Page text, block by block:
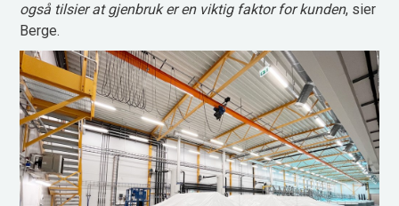
også tilsier at gjenbruk er en viktig faktor for kunden, sier
Berge.